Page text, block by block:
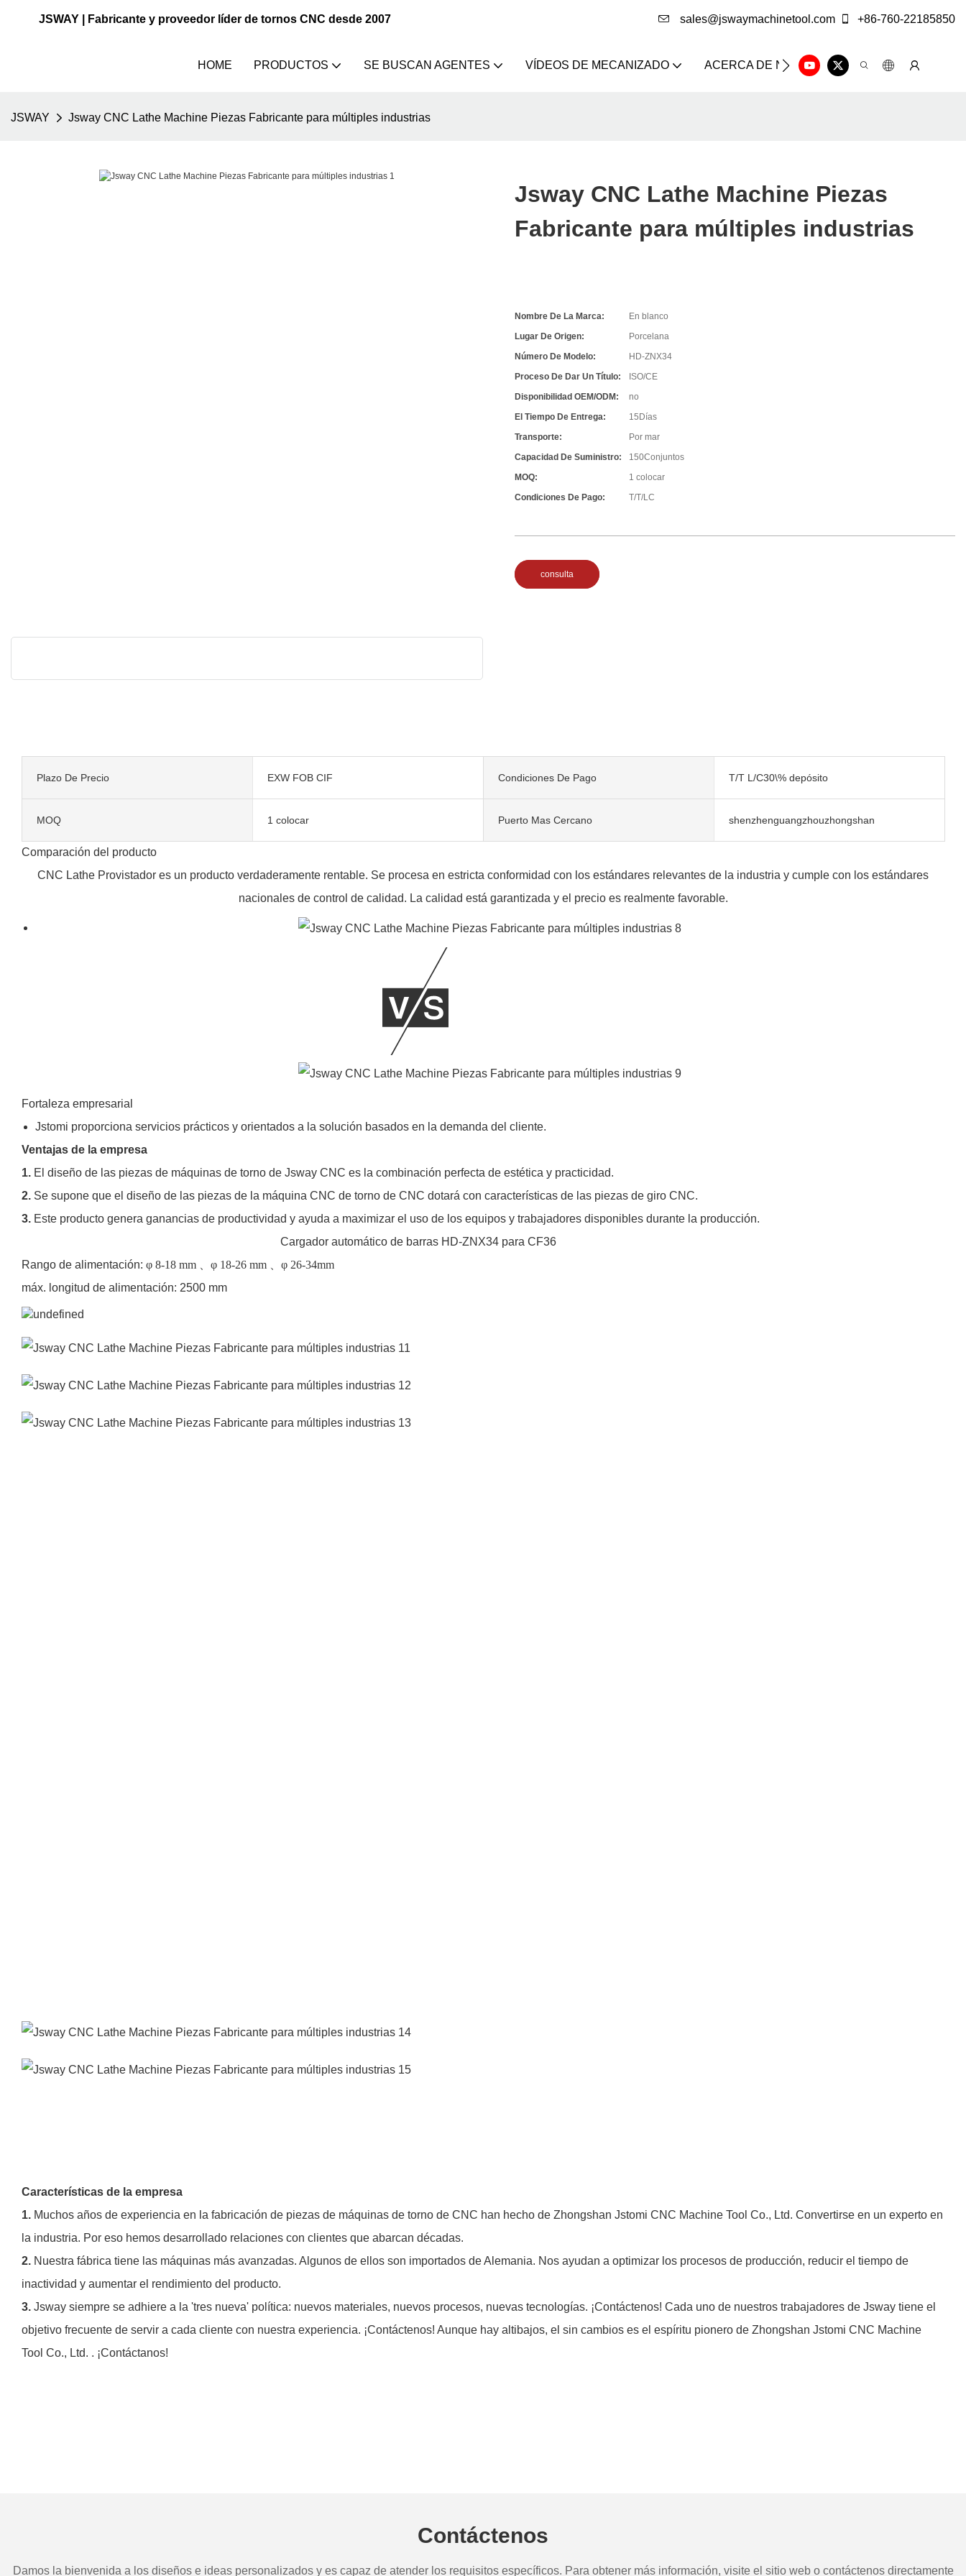
JSWAY | Fabricante y proveedor líder de tornos CNC desde 2007 sales@jswaymachinetool.com +86-760-22185850
HOME PRODUCTOS SE BUSCAN AGENTES VÍDEOS DE MECANIZADO ACERCA DE NOSOTROS SOLUCIÓN
JSWAY Jsway CNC Lathe Machine Piezas Fabricante para múltiples industrias
Jsway CNC Lathe Machine Piezas
Fabricante para múltiples industrias
Nombre De La Marca:
En blanco
Lugar De Origen:
Porcelana
Número De Modelo:
HD-ZNX34
Proceso De Dar Un Título:
ISO/CE
Disponibilidad OEM/ODM:
no
El Tiempo De Entrega:
15Días
Transporte:
Por mar
Capacidad De Suministro:
150Conjuntos
MOQ:
1 colocar
Condiciones De Pago:
T/T/LC
consulta
Plazo De Precio EXW FOB CIF Condiciones De Pago T/T L/C30\% depósito
MOQ 1 colocar Puerto Mas Cercano shenzhenguangzhouzhongshan
Comparación del producto
CNC Lathe Provistador es un producto verdaderamente rentable. Se procesa en estricta conformidad con los estándares relevantes de la industria y cumple con los estándares
nacionales de control de calidad. La calidad está garantizada y el precio es realmente favorable.
Fortaleza empresarial
Jstomi proporciona servicios prácticos y orientados a la solución basados ​​en la demanda del cliente.
Ventajas de la empresa
1. El diseño de las piezas de máquinas de torno de Jsway CNC es la combinación perfecta de estética y practicidad.
2. Se supone que el diseño de las piezas de la máquina CNC de torno de CNC dotará con características de las piezas de giro CNC.
3. Este producto genera ganancias de productividad y ayuda a maximizar el uso de los equipos y trabajadores disponibles durante la producción.
Cargador automático de barras HD-ZNX34 para CF36
Rango de alimentación: φ 8-18 mm 、φ 18-26 mm 、φ 26-34mm
máx. longitud de alimentación: 2500 mm
Características de la empresa
1. Muchos años de experiencia en la fabricación de piezas de máquinas de torno de CNC han hecho de Zhongshan Jstomi CNC Machine Tool Co., Ltd. Convertirse en un experto en
la industria. Por eso hemos desarrollado relaciones con clientes que abarcan décadas.
2. Nuestra fábrica tiene las máquinas más avanzadas. Algunos de ellos son importados de Alemania. Nos ayudan a optimizar los procesos de producción, reducir el tiempo de
inactividad y aumentar el rendimiento del producto.
3. Jsway siempre se adhiere a la 'tres nueva' política: nuevos materiales, nuevos procesos, nuevas tecnologías. ¡Contáctenos! Cada uno de nuestros trabajadores de Jsway tiene el
objetivo frecuente de servir a cada cliente con nuestra experiencia. ¡Contáctenos! Aunque hay altibajos, el sin cambios es el espíritu pionero de Zhongshan Jstomi CNC Machine
Tool Co., Ltd. . ¡Contáctanos!
Contáctenos
Damos la bienvenida a los diseños e ideas personalizados y es capaz de atender los requisitos específicos. Para obtener más información, visite el sitio web o contáctenos directamente